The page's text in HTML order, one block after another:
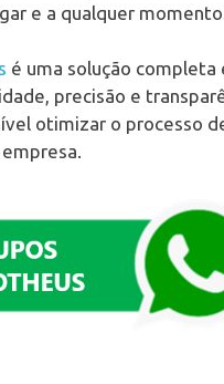
e a qualquer
é uma solução
precisão e
otimizar o processo